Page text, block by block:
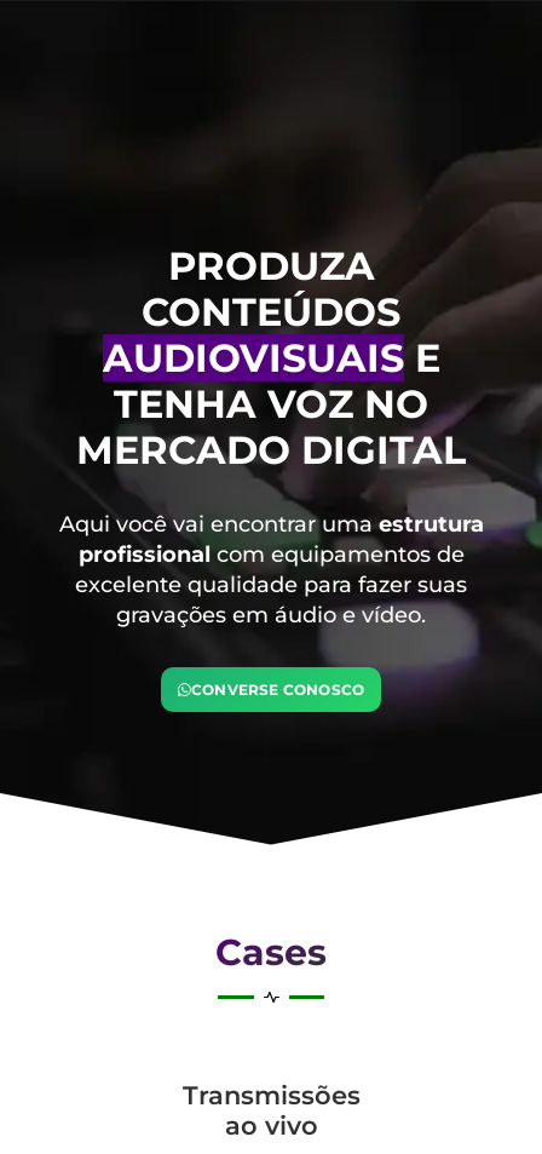
PRODUZA
CONTEÚDOS
AUDIOVISUAISE
TENHA VOZ NO
MERCADO DIGITAL
Aqui você vai encontrar uma estrutura
profissional com equipamentos de
excelente qualidade para fazer suas
gravações em áudio e vídeo.
CONVERSE CONOSCO
Cases
Transmis­sões
ao vivo